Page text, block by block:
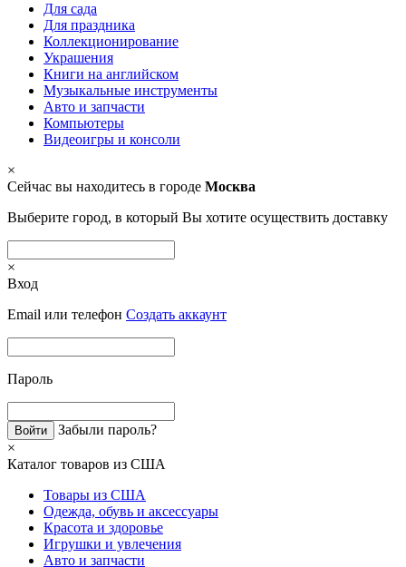
Для сада
Для праздника
Коллекционирование
Украшения
Книги на английском
Музыкальные инструменты
Авто и запчасти
Компьютеры
Видеоигры и консоли
×
Сейчас вы находитесь в городе Москва
Выберите город, в который Вы хотите осуществить доставку
×
Вход
Email или телефон Создать аккаунт
Пароль
Забыли пароль?
×
Каталог товаров из США
Товары из США
Одежда, обувь и аксессуары
Красота и здоровье
Игрушки и увлечения
Авто и запчасти